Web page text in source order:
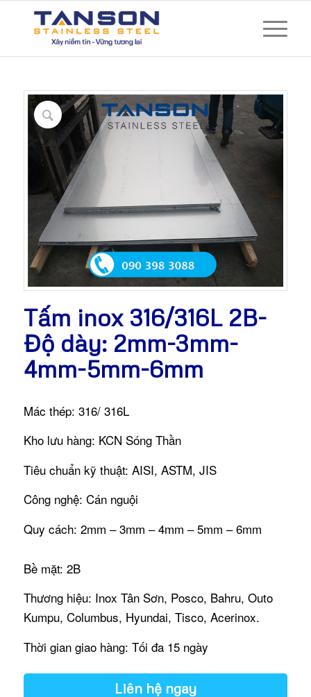
Tấm inox 316/316L 2B-
Độ dày: 2mm-3mm-
4mm-5mm-6mm
Mác thép: 316/ 316L
Kho lưu hàng: KCN Sóng Thần
Tiêu chuẩn kỹ thuật: AISI, ASTM, JIS
Công nghệ: Cán nguội
Quy cách: 2mm – 3mm – 4mm – 5mm – 6mm
Bề mặt: 2B
Thương hiệu: Inox Tân Sơn, Posco, Bahru, Outo
Kumpu, Columbus, Hyundai, Tisco, Acerinox.
Thời gian giao hàng: Tối đa 15 ngày
Liên hệ ngay